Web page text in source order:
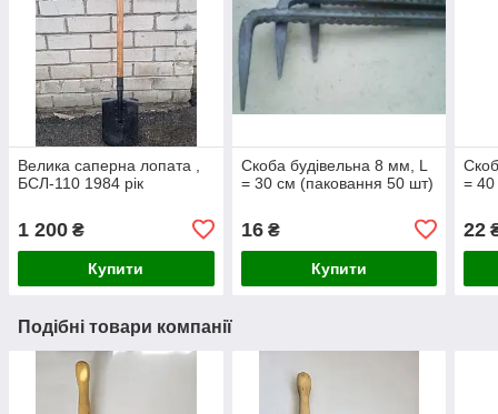
Велика саперна лопата ,
БСЛ-110 1984 рік
1 200 ₴
Купити
Скоба будівельна 8 мм, L
= 30 см (паковання 50 шт)
16₴
Купити
=
22
Подібні товари компанії